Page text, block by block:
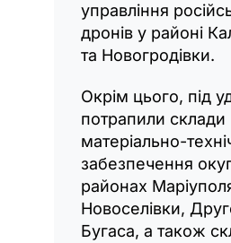
управління
дронів у районі
та Новогродівки.
Окрім цього, під
потрапили склади
матеріально-
забезпечення
районах
Новоселівки,
Бугаса, а також